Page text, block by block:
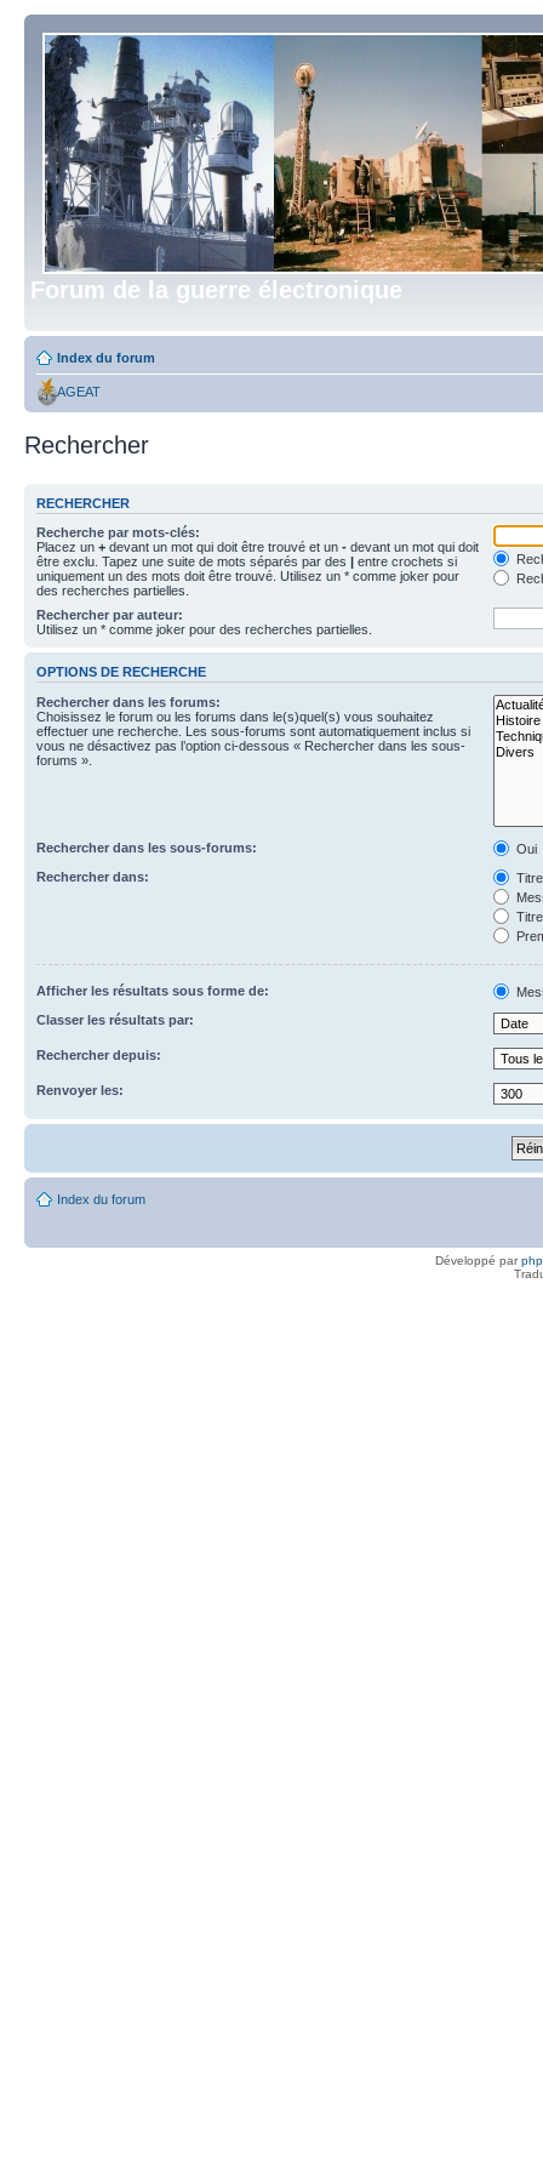
Forum de la guerre électronique
Index du forum
AGEAT
Rechercher
RECHERCHER
Recherche par mots-clés:
Placez un + devant un mot qui doit être trouvé et un - devant un mot qui doit
être exclu. Tapez une suite de mots séparés par des | entre crochets si
uniquement un des mots doit être trouvé. Utilisez un * comme joker pour
des recherches partielles.
Rechercher par auteur:
Utilisez un * comme joker pour des recherches partielles.
OPTIONS DE RECHERCHE
Rechercher dans les forums:
Choisissez le forum ou les forums dans le(s)quel(s) vous souhaitez
effectuer une recherche. Les sous-forums sont automatiquement inclus si
vous ne désactivez pas l’option ci-dessous « Rechercher dans les sous-
forums ».
Rechercher dans les sous-forums:
Oui
Rechercher dans:
Afficher les résultats sous forme de:
Classer les résultats par:
Rechercher depuis:
Renvoyer les:
Index du forum
Développé par